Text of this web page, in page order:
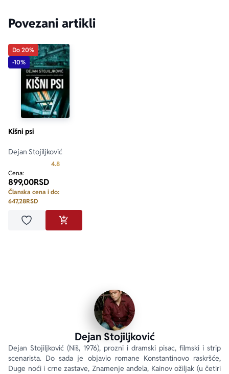
Povezani artikli
Do 20%
-10%
Kišni psi
Dejan Stojiljković
4.8Prosecna ocena je 4.8 od 5
Cena:
899,00RSD
Članska cena i do:
647,28RSD
Dodaj u omiljeneDODAJ U KORPU
Dejan Stojiljković
Dejan Stojiljković (Niš, 1976), prozni i dramski pisac, filmski i strip
scenarista. Do sada je objavio romane Konstantinovo raskršće,
Duge noći i crne zastave, Znamenje anđela, Kainov ožiljak (u četiri